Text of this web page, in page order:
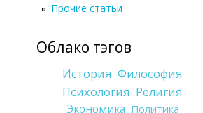
Прочие статьи
Облако тэгов
История Философия
Психология Религия
Экономика Политика